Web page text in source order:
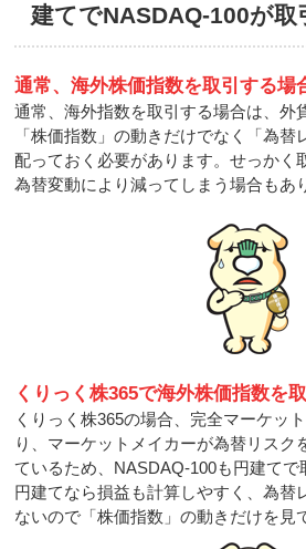
建てでNASDAQ-100が取
通常、海外株価指数を取引する場
通常、海外指数を取引する場合は、外
「株価指数」の動きだけでなく「為
配っておく必要があります。せっかく
為替変動により減ってしまう場合もあ
くりっく株365で海外株価指数を
くりっく株365の場合、完全マーケッ
り、マーケットメイカーが為替リスク
ているため、NASDAQ-100も円建てで
円建てなら損益も計算しやすく、為替
ないので「株価指数」の動きだけを見